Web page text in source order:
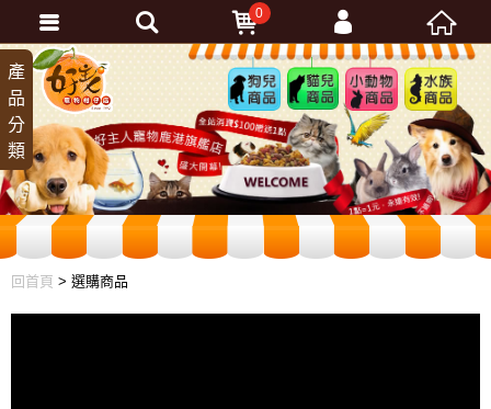
狗兒
商品
貓兒
商品
小動
物商
品
水族
商品
回首頁 > 選購商品
產
品
分
類
0
會員登入
忘記密碼
加入會員
訂單查詢